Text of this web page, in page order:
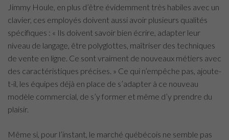
Jimmy Houle, en plus d’être évidemment très habiles avec un
clavier, ces employés doivent aussi avoir plusieurs qualités
spécifiques : « Ils doivent savoir bien écrire, adapter leur
niveau de langage, être polyglottes, maîtriser des techniques
de vente en ligne. Ce sont vraiment de nouveaux métiers avec
des caractéristiques précises. » Ce qui n’empêche pas, ajoute-
t-il, les équipes déjà en place de s’adapter à ce nouveau
modèle commercial, de s’y former et même d’y prendre du
plaisir.
Même si, pour l’instant, le marché québécois ne semble pas